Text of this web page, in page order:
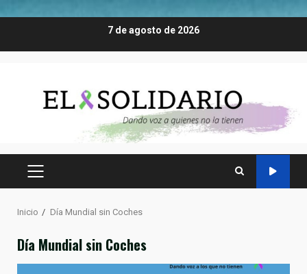
7 de agosto de 2026
MENÚ
Inicio Día Mundial sin Coches
Día Mundial sin Coches